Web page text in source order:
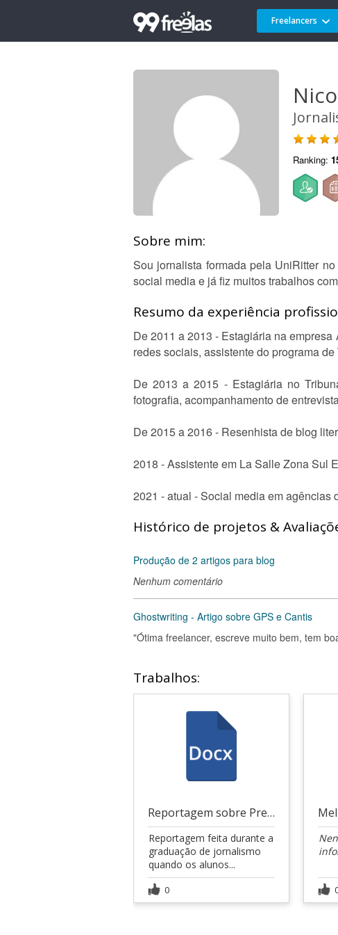
Freelancers
Ranking:
Sobre mim:
Sou jornalista formada pela UniRitter
social media e já fiz muitos trabalhos
Resumo da experiência
De 2011 a 2013 - Estagiária na
redes sociais, assistente do programa
De 2013 a 2015 - Estagiária no
fotografia, acompanhamento de
De 2015 a 2016 - Resenhista de blog
2018 - Assistente em La Salle Zona Sul
2021 - atual - Social media em agências
Histórico de projetos &
Produção de 2 artigos para blog
Nenhum comentário
Ghostwriting - Artigo sobre GPS e Cantis
"Ótima freelancer, escreve muito bem, tem
Trabalhos:
Reportagem sobre Presídio Central de Porto Alegre
Reportagem feita durante a
graduação de jornalismo
quando os alunos...
0